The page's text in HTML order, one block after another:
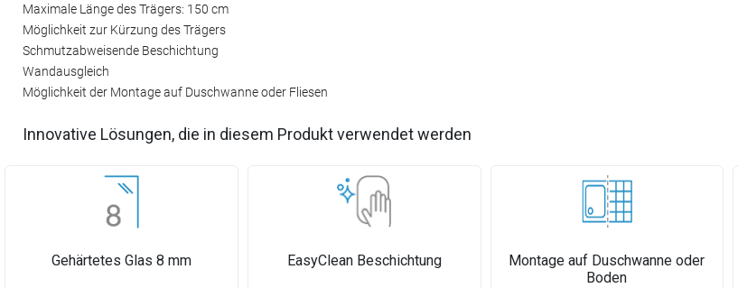
Maximale Länge des Trägers: 150 cm
Möglichkeit zur Kürzung des Trägers
Schmutzabweisende Beschichtung
Wandausgleich
Möglichkeit der Montage auf Duschwanne oder Fliesen
Innovative Lösungen, die in diesem Produkt verwendet werden
Gehärtetes Glas 8 mm EasyClean Beschichtung
Montage auf Duschwanne oder
Boden